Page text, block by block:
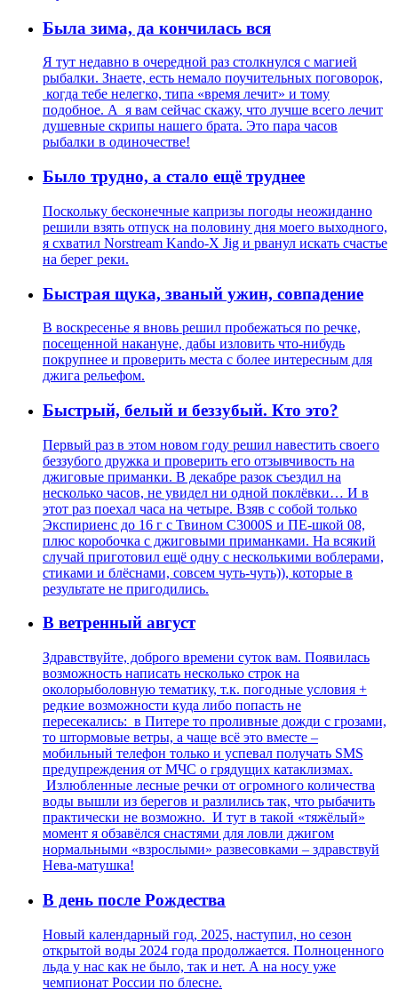
Была зима, да кончилась вся
Я тут недавно в очередной раз столкнулся с магией
рыбалки. Знаете, есть немало поучительных поговорок,
когда тебе нелегко, типа «время лечит» и тому
подобное. А я вам сейчас скажу, что лучше всего лечит
душевные скрипы нашего брата. Это пара часов
рыбалки в одиночестве!
Было трудно, а стало ещё труднее
Поскольку бесконечные капризы погоды неожиданно
решили взять отпуск на половину дня моего выходного,
я схватил Norstream Kando-X Jig и рванул искать счастье
на берег реки.
Быстрая щука, званый ужин, совпадение
В воскресенье я вновь решил пробежаться по речке,
посещенной накануне, дабы изловить что-нибудь
покрупнее и проверить места с более интересным для
джига рельефом.
Быстрый, белый и беззубый. Кто это?
Первый раз в этом новом году решил навестить своего
беззубого дружка и проверить его отзывчивость на
джиговые приманки. В декабре разок съездил на
несколько часов, не увидел ни одной поклёвки… И в
этот раз поехал часа на четыре. Взяв с собой только
Экспириенс до 16 г с Твином С3000S и ПЕ-шкой 08,
плюс коробочка с джиговыми приманками. На всякий
случай приготовил ещё одну с несколькими воблерами,
стиками и блёснами, совсем чуть-чуть)), которые в
результате не пригодились.
В ветренный август
Здравствуйте, доброго времени суток вам. Появилась
возможность написать несколько строк на
околорыболовную тематику, т.к. погодные условия +
редкие возможности куда либо попасть не
пересекались: в Питере то проливные дожди с грозами,
то штормовые ветры, а чаще всё это вместе –
мобильный телефон только и успевал получать SMS
предупреждения от МЧС о грядущих катаклизмах.
Излюбленные лесные речки от огромного количества
воды вышли из берегов и разлились так, что рыбачить
практически не возможно. И тут в такой «тяжёлый»
момент я обзавёлся снастями для ловли джигом
нормальными «взрослыми» развесовками – здравствуй
Нева-матушка!
В день после Рождества
Новый календарный год, 2025, наступил, но сезон
открытой воды 2024 года продолжается. Полноценного
льда у нас как не было, так и нет. А на носу уже
чемпионат России по блесне.